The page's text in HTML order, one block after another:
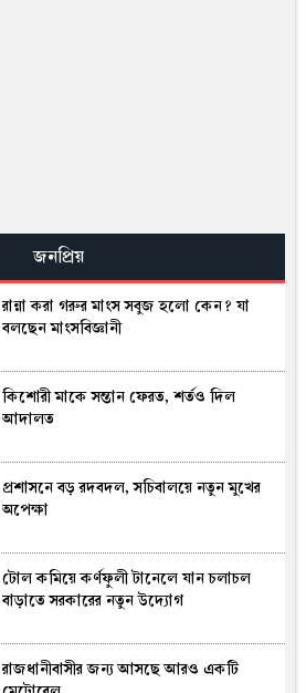
অগ্নিসংযোগ, বিস্ফোরিত দুটি পেট্রলবোমা
(ভিডিও)
ভারতে পাচারের সময় বেনাপোল কাস্টমসে দুই
স্বর্ণবারসহ পাসপোর্টধারী আটক
তড়িঘড়ি বৈঠক ডাকলেন ইনফান্তিনো, ফিফার
বিরুদ্ধে ৪০ কোটি টাকার ব্ল্যাকমেলের
দক্ষিণ আফ্রিকার ফ্র্যাঞ্চাইজি লিগে সু‌যোগ
পে‌লেন বাংলা‌দে‌শের রিশাদ হো‌সেন
মেজাজ হারি‌য়ে ঝা‌মেলায় জড়া‌লেন নেইমার
দুর্বল চুক্তিতেই বাড়ছে ইরান যুদ্ধের নতুন
জনপ্রিয়
রান্না করা গরুর মাংস সবুজ হলো কেন? যা
বলছেন মাংসবিজ্ঞানী
কিশোরী মাকে সন্তান ফেরত, শর্তও দিল
আদালত
প্রশাসনে বড় রদবদল, সচিবালয়ে নতুন মুখের
অপেক্ষা
টোল কমিয়ে কর্ণফুলী টানেলে যান চলাচল
বাড়াতে সরকারের নতুন উদ্যোগ
রাজধানীবাসীর জন্য আসছে আরও একটি